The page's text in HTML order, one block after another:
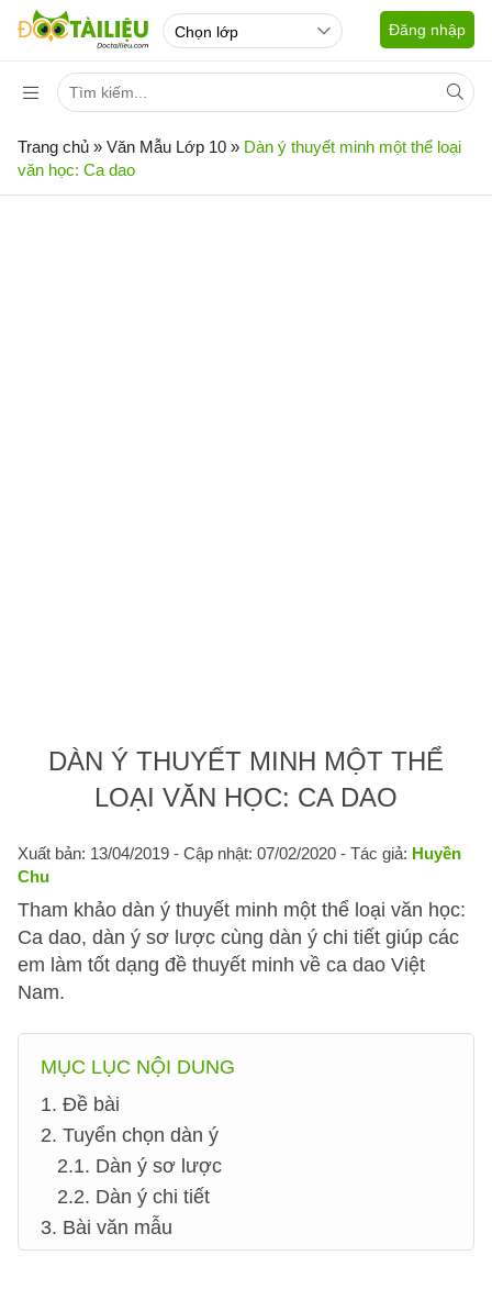
Đăng nhập
Trang chủ » Văn Mẫu Lớp 10 » Dàn ý thuyết minh một thể loại
văn học: Ca dao
DÀN Ý THUYẾT MINH MỘT THỂ
LOẠI VĂN HỌC: CA DAO
Xuất bản: 13/04/2019 - Cập nhật: 07/02/2020 - Tác giả: Huyền
Chu
Tham khảo dàn ý thuyết minh một thể loại văn học:
Ca dao, dàn ý sơ lược cùng dàn ý chi tiết giúp các
em làm tốt dạng đề thuyết minh về ca dao Việt
Nam.
MỤC LỤC NỘI DUNG
1. Đề bài
2. Tuyển chọn dàn ý
2.1. Dàn ý sơ lược
2.2. Dàn ý chi tiết
3. Bài văn mẫu